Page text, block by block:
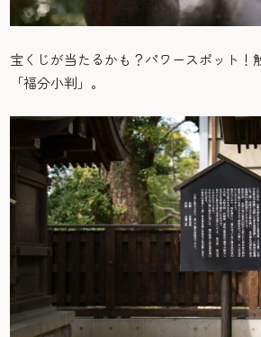
宝くじが当たるかも？パワースポット！
「福分小判」。